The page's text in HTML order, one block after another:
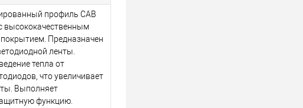
профиль CAB
высококачественным
Предназначен
ленты.
тепла от
что увеличивает
Выполняет
функцию.